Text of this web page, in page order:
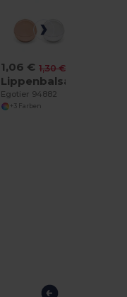
1,06 € 1,30 €
Egotier 94882
+3 Farben